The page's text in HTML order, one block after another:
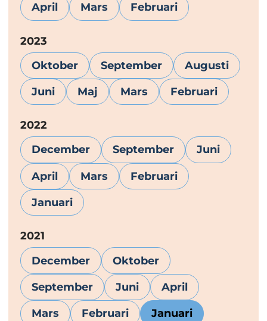
April Mars Februari
År:
2023
Oktober
September Augusti
Juni Maj Mars Februari
År:
2022
December
September Juni
April Mars Februari
Januari
År:
2021
December
Oktober
September Juni April
Mars Februari Januari